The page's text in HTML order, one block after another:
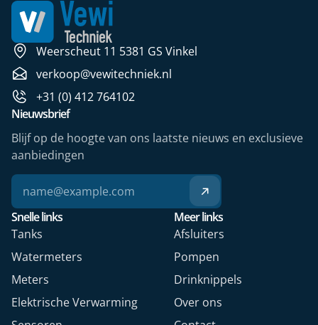
Weerscheut 11 5381 GS Vinkel
verkoop@vewitechniek.nl
+31 (0) 412 764102
Snelle links
Tanks
Watermeters
Meters
Elektrische Verwarming
Meer links
Afsluiters
Pompen
Drinknippels
Over ons
Nieuwsbrief
Blijf op de hoogte van ons laatste nieuws en exclusieve
aanbiedingen